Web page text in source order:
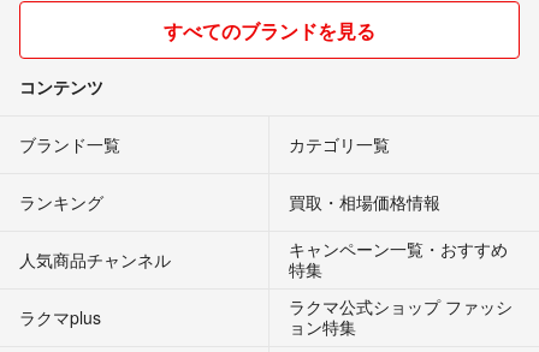
すべてのブランドを見る
コンテンツ
ブランド一覧 カテゴリ一覧
ランキング 買取・相場価格情報
人気商品チャンネル
キャンペーン一覧・おすすめ
特集
ラクマplus
ラクマ公式ショップ ファッシ
ョン特集